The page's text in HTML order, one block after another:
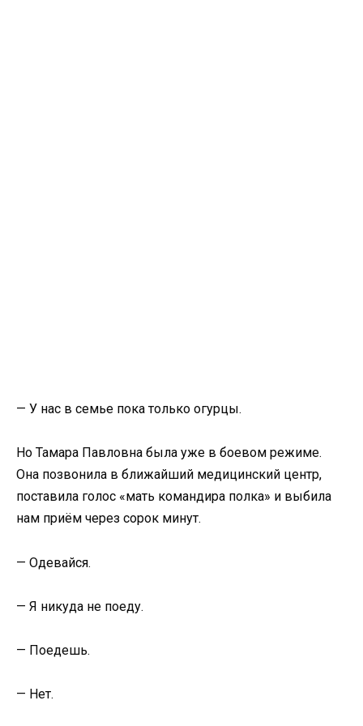
— У нас в семье пока только огурцы.
Но Тамара Павловна была уже в боевом режиме.
Она позвонила в ближайший медицинский центр,
поставила голос «мать командира полка» и выбила
нам приём через сорок минут.
— Одевайся.
— Я никуда не поеду.
— Поедешь.
— Нет.